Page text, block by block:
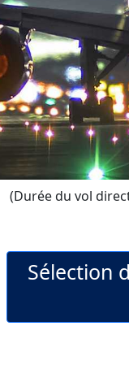
(Durée du vol
Sélection